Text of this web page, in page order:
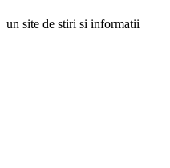
un site de stiri si informatii